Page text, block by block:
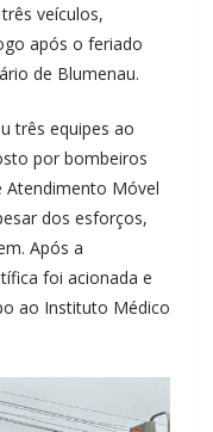
veículos,
após o feriado
de Blumenau.
três equipes ao
por bombeiros
Atendimento Móvel
dos esforços,
Após a
foi acionada e
ao Instituto Médico